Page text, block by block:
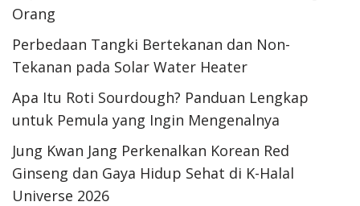
Orang
Perbedaan Tangki Bertekanan dan Non-
Tekanan pada Solar Water Heater
Apa Itu Roti Sourdough? Panduan Lengkap
untuk Pemula yang Ingin Mengenalnya
Jung Kwan Jang Perkenalkan Korean Red
Ginseng dan Gaya Hidup Sehat di K-Halal
Universe 2026